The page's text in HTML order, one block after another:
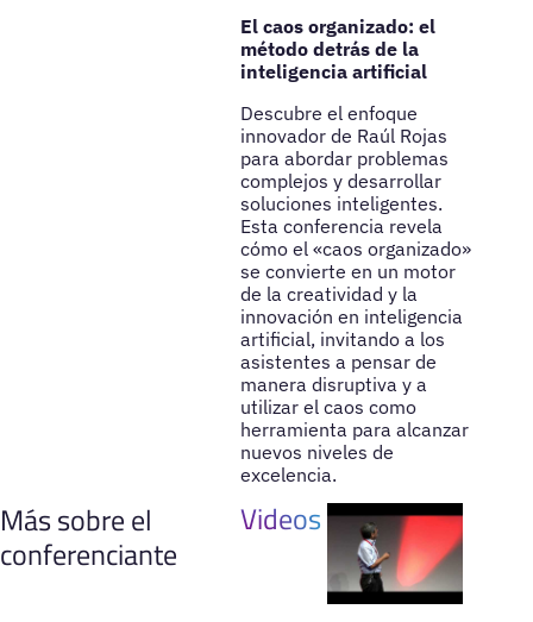
El caos organizado: el
método detrás de la
inteligencia artificial
Descubre el enfoque
innovador de Raúl Rojas
para abordar problemas
complejos y desarrollar
soluciones inteligentes.
Esta conferencia revela
cómo el «caos organizado»
se convierte en un motor
de la creatividad y la
innovación en inteligencia
artificial, invitando a los
asistentes a pensar de
manera disruptiva y a
utilizar el caos como
herramienta para alcanzar
nuevos niveles de
excelencia.
Más sobre el
conferenciante
Videos